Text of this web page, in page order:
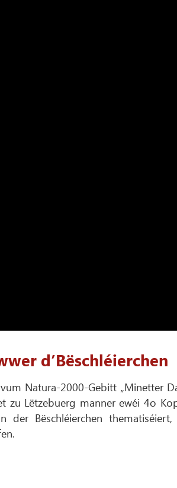
d’Bëschléierchen
Natura-2000-Gebitt „Minetter
zu Lëtzebuerg manner ewéi 4o
der Bëschléierchen